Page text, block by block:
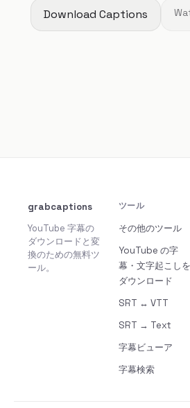
Download Captions
grabcaptions
YouTube 字幕の
ダウンロードと変
換のための無料ツ
ール。
ツール
その他のツール
YouTube の字
幕・文字起こしを
ダウンロード
SRT ↔ VTT
SRT → Text
字幕ビューア
字幕検索